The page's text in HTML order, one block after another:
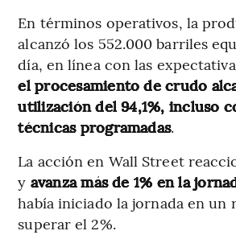
En términos operativos, la
alcanzó los 552.000 barriles
día, en línea con las
el procesamiento de crudo
utilización del 94,1%, incluso
técnicas programadas.
La acción en Wall Street
y avanza más de 1% en la
había iniciado la jornada en un
superar el 2%.